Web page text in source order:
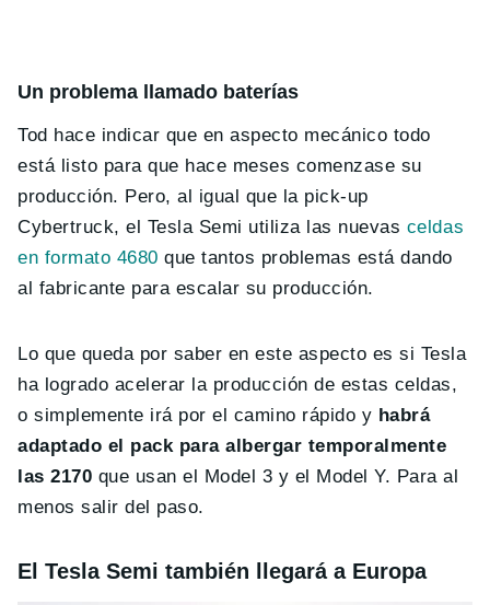
Un problema llamado baterías
Tod hace indicar que en aspecto mecánico todo
está listo para que hace meses comenzase su
producción. Pero, al igual que la pick-up
Cybertruck, el Tesla Semi utiliza las nuevas celdas
en formato 4680 que tantos problemas está dando
al fabricante para escalar su producción.
Lo que queda por saber en este aspecto es si Tesla
ha logrado acelerar la producción de estas celdas,
o simplemente irá por el camino rápido y habrá
adaptado el pack para albergar temporalmente
las 2170 que usan el Model 3 y el Model Y. Para al
menos salir del paso.
El Tesla Semi también llegará a Europa